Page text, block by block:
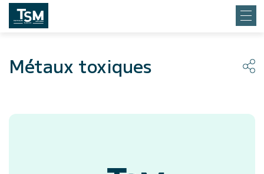
Métaux toxiques